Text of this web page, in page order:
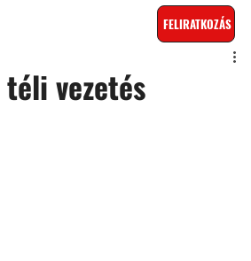
FELIRATKOZÁS
vezetés